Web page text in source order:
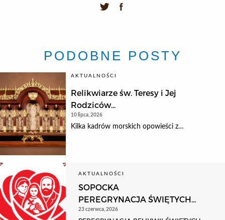
PODOBNE POSTY
AKTUALNOŚCI
Relikwiarze św. Teresy i Jej
Rodziców...
10 lipca, 2026
Kilka kadrów morskich opowieści z…
AKTUALNOŚCI
SOPOCKA
PEREGRYNACJA ŚWIĘTYCH...
23 czerwca, 2026